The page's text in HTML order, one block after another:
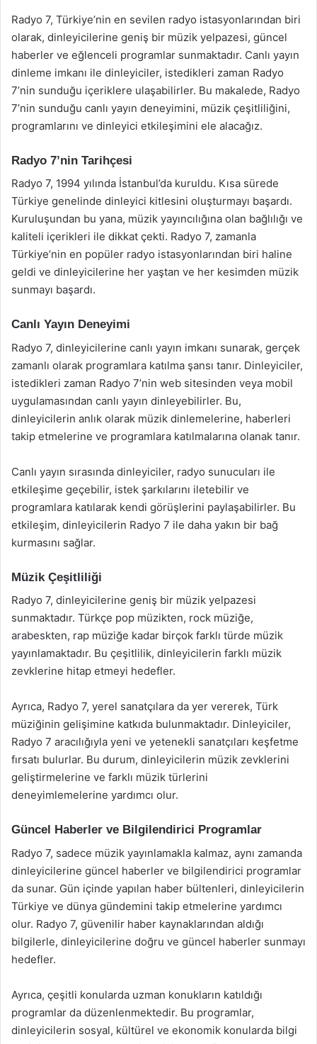
Radyo 7, Türkiye’nin en sevilen radyo istasyonlarından biri
olarak, dinleyicilerine geniş bir müzik yelpazesi, güncel
haberler ve eğlenceli programlar sunmaktadır. Canlı yayın
dinleme imkanı ile dinleyiciler, istedikleri zaman Radyo
7’nin sunduğu içeriklere ulaşabilirler. Bu makalede, Radyo
7’nin sunduğu canlı yayın deneyimini, müzik çeşitliliğini,
programlarını ve dinleyici etkileşimini ele alacağız.
Radyo 7’nin Tarihçesi
Radyo 7, 1994 yılında İstanbul’da kuruldu. Kısa sürede
Türkiye genelinde dinleyici kitlesini oluşturmayı başardı.
Kuruluşundan bu yana, müzik yayıncılığına olan bağlılığı ve
kaliteli içerikleri ile dikkat çekti. Radyo 7, zamanla
Türkiye’nin en popüler radyo istasyonlarından biri haline
geldi ve dinleyicilerine her yaştan ve her kesimden müzik
sunmayı başardı.
Canlı Yayın Deneyimi
Radyo 7, dinleyicilerine canlı yayın imkanı sunarak, gerçek
zamanlı olarak programlara katılma şansı tanır. Dinleyiciler,
istedikleri zaman Radyo 7’nin web sitesinden veya mobil
uygulamasından canlı yayın dinleyebilirler. Bu,
dinleyicilerin anlık olarak müzik dinlemelerine, haberleri
takip etmelerine ve programlara katılmalarına olanak tanır.
Canlı yayın sırasında dinleyiciler, radyo sunucuları ile
etkileşime geçebilir, istek şarkılarını iletebilir ve
programlara katılarak kendi görüşlerini paylaşabilirler. Bu
etkileşim, dinleyicilerin Radyo 7 ile daha yakın bir bağ
kurmasını sağlar.
Müzik Çeşitliliği
Radyo 7, dinleyicilerine geniş bir müzik yelpazesi
sunmaktadır. Türkçe pop müzikten, rock müziğe,
arabeskten, rap müziğe kadar birçok farklı türde müzik
yayınlamaktadır. Bu çeşitlilik, dinleyicilerin farklı müzik
zevklerine hitap etmeyi hedefler.
Ayrıca, Radyo 7, yerel sanatçılara da yer vererek, Türk
müziğinin gelişimine katkıda bulunmaktadır. Dinleyiciler,
Radyo 7 aracılığıyla yeni ve yetenekli sanatçıları keşfetme
fırsatı bulurlar. Bu durum, dinleyicilerin müzik zevklerini
geliştirmelerine ve farklı müzik türlerini
deneyimlemelerine yardımcı olur.
Güncel Haberler ve Bilgilendirici Programlar
Radyo 7, sadece müzik yayınlamakla kalmaz, aynı zamanda
dinleyicilerine güncel haberler ve bilgilendirici programlar
da sunar. Gün içinde yapılan haber bültenleri, dinleyicilerin
Türkiye ve dünya gündemini takip etmelerine yardımcı
olur. Radyo 7, güvenilir haber kaynaklarından aldığı
bilgilerle, dinleyicilerine doğru ve güncel haberler sunmayı
hedefler.
Ayrıca, çeşitli konularda uzman konukların katıldığı
programlar da düzenlenmektedir. Bu programlar,
dinleyicilerin sosyal, kültürel ve ekonomik konularda bilgi